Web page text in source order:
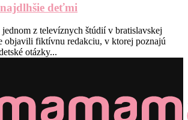
deťmi
z televíznych štúdií v bratislavskej
objavili fiktívnu redakciu, v ktorej poznajú
otázky...